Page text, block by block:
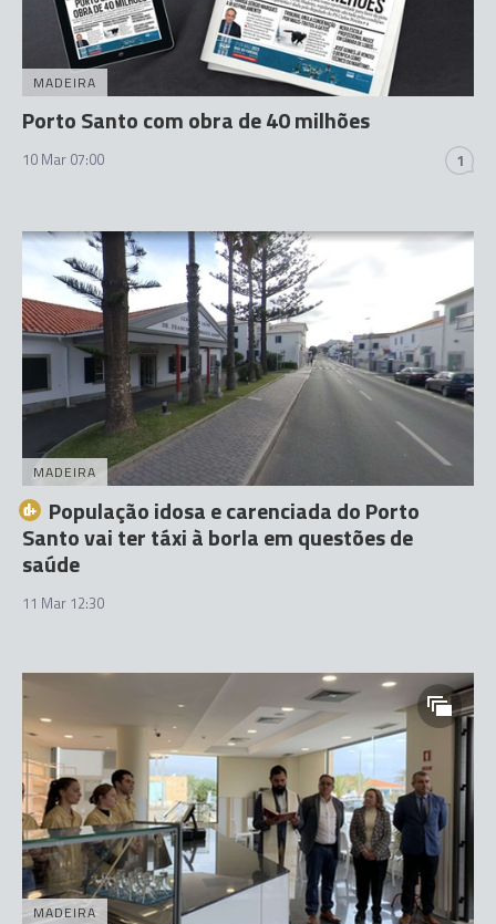
MADEIRA
Porto Santo com obra de 40 milhões
10 Mar 07:00 1
MADEIRA
População idosa e carenciada do Porto
Santo vai ter táxi à borla em questões de
saúde
11 Mar 12:30
MADEIRA